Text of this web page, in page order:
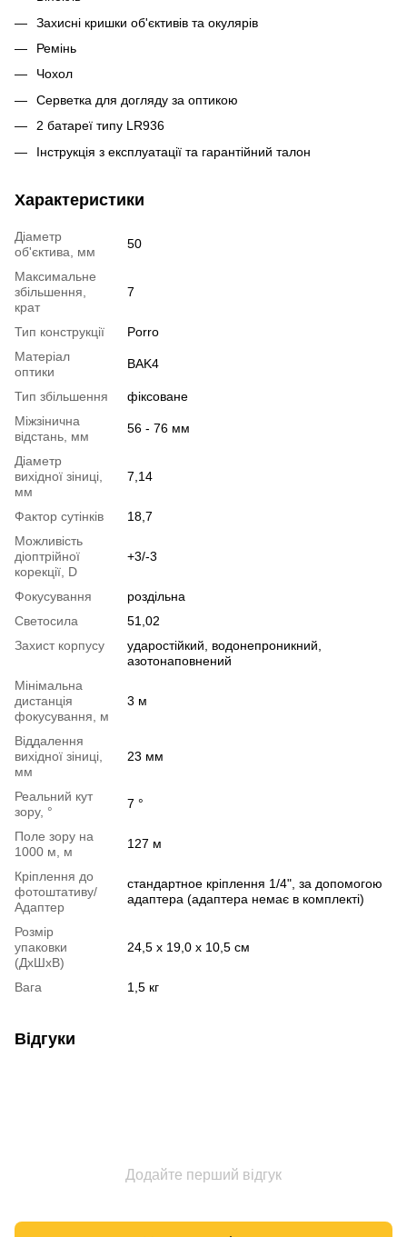
Захисні кришки об'єктивів та окулярів
Ремінь
Чохол
Серветка для догляду за оптикою
2 батареї типу LR936
Інструкція з експлуатації та гарантійний талон
Характеристики
Діаметр
об'єктива, мм
50
Максимальне
збільшення,
крат
7
Тип конструкції
Porro
Матеріал
оптики
BAK4
Тип збільшення
фіксоване
Міжзінична
відстань, мм
56 - 76 мм
Діаметр
вихідної зіниці,
мм
7,14
Фактор сутінків
18,7
Можливість
діоптрійної
корекції, D
+3/-3
Фокусування
роздільна
Светосила
51,02
Захист корпусу
ударостійкий, водонепроникний,
азотонаповнений
Мінімальна
дистанція
фокусування, м
3 м
Віддалення
вихідної зіниці,
мм
23 мм
Реальний кут
зору, °
7 °
Поле зору на
1000 м, м
127 м
Кріплення до
фотоштативу/
Адаптер
стандартное кріплення 1/4", за допомогою
адаптера (адаптера немає в комплекті)
Розмір
упаковки
(ДхШхВ)
24,5 x 19,0 x 10,5 см
Вага 1,5 кг
Відгуки
Додайте перший відгук